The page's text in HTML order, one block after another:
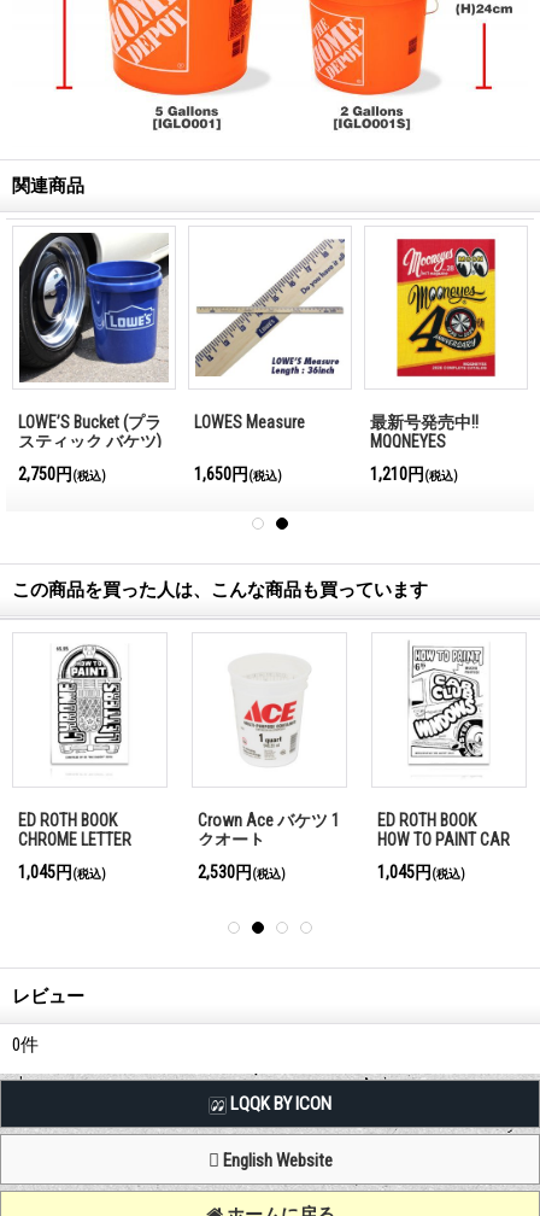
関連商品
LOWE’S Bucket (プラ
スティック バケツ)
2,750円(税込)
LOWES Measure
1,650円(税込)
最新号発売中!!
MQQNEYES
Magazine No.28 2026
1,210円(税込)
この商品を買った人は、こんな商品も買っています
ED ROTH BOOK
CHROME LETTER
1,045円(税込)
Crown Ace バケツ 1
クオート
2,530円(税込)
ED ROTH BOOK
HOW TO PAINT CAR
1,045円(税込)
レビュー
0件
LQQK BY ICON
English Website